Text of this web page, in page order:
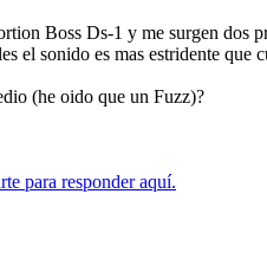
Boss Ds-1 y me surgen dos
el sonido es mas estridente
(he oido que un Fuzz)?
para responder aquí.